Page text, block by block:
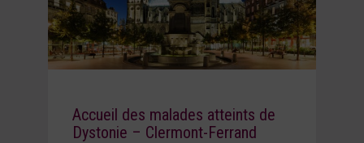
Accueil des malades atteints de
Dystonie – Clermont-Ferrand